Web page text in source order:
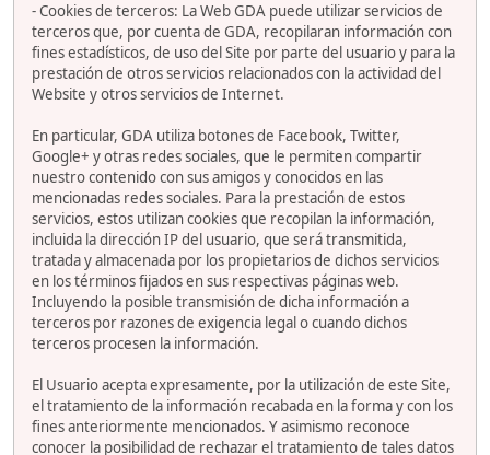
- Cookies de terceros: La Web GDA puede utilizar servicios de
terceros que, por cuenta de GDA, recopilaran información con
fines estadísticos, de uso del Site por parte del usuario y para la
prestación de otros servicios relacionados con la actividad del
Website y otros servicios de Internet.
En particular, GDA utiliza botones de Facebook, Twitter,
Google+ y otras redes sociales, que le permiten compartir
nuestro contenido con sus amigos y conocidos en las
mencionadas redes sociales. Para la prestación de estos
servicios, estos utilizan cookies que recopilan la información,
incluida la dirección IP del usuario, que será transmitida,
tratada y almacenada por los propietarios de dichos servicios
en los términos fijados en sus respectivas páginas web.
Incluyendo la posible transmisión de dicha información a
terceros por razones de exigencia legal o cuando dichos
terceros procesen la información.
El Usuario acepta expresamente, por la utilización de este Site,
el tratamiento de la información recabada en la forma y con los
fines anteriormente mencionados. Y asimismo reconoce
conocer la posibilidad de rechazar el tratamiento de tales datos